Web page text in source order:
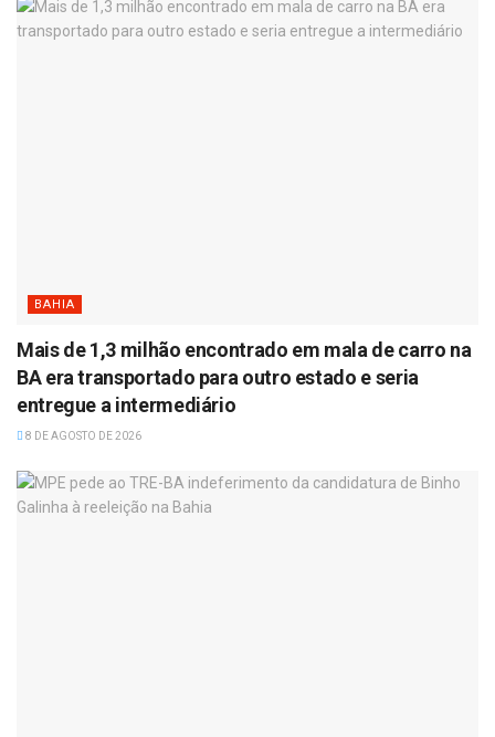
BAHIA
Mais de 1,3 milhão encontrado em mala de carro na
BA era transportado para outro estado e seria
entregue a intermediário
8 DE AGOSTO DE 2026